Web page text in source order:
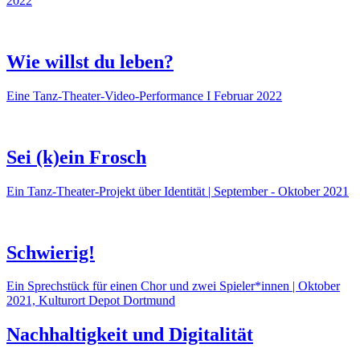
Wie willst du leben?
Eine Tanz-Theater-Video-Performance I Februar 2022
Sei (k)ein Frosch
Ein Tanz-Theater-Projekt über Identität | September - Oktober 2021
Schwierig!
Ein Sprechstück für einen Chor und zwei Spieler*innen | Oktober
2021, Kulturort Depot Dortmund
Nachhaltigkeit und Digitalität